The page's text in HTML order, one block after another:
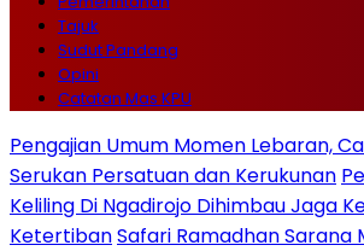
Tajuk
Sudut Pandang
Opini
Catatan Mas KPU
Pengajian Umum Momen Lebaran,
Serukan Persatuan dan Kerukunan
Keliling Di Ngadirojo Dihimbau Jaga
KetertibanSafari Ramadhan